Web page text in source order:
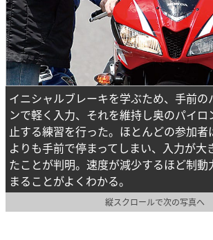
イニシャルブレーキを学ぶため、手前の
ンで軽く入力、それを維持し奥のパイロ
止する練習を行った。ほとんどの参加者
よりも手前で停まってしまい、入力が大
たことが判明。速度が減少するほど制動
まることがよくわかる。
縦スクロールで次の写真へ